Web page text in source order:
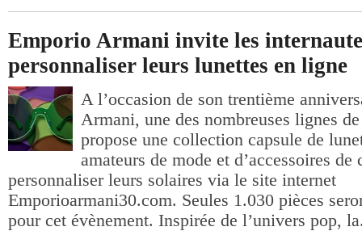
Emporio Armani invite les
personnaliser leurs lunettes en ligne
A l’occasion de son trentième
Armani, une des nombreuses lignes
propose une collection capsule de
amateurs de mode et d’accessoires
personnaliser leurs solaires via le site internet
Emporioarmani30.com. Seules 1.030 pièces
pour cet évènement. Inspirée de l’univers pop,